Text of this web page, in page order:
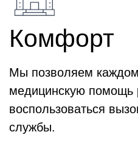
Комфорт
Мы позволяем
медицинскую
воспользоваться
службы.